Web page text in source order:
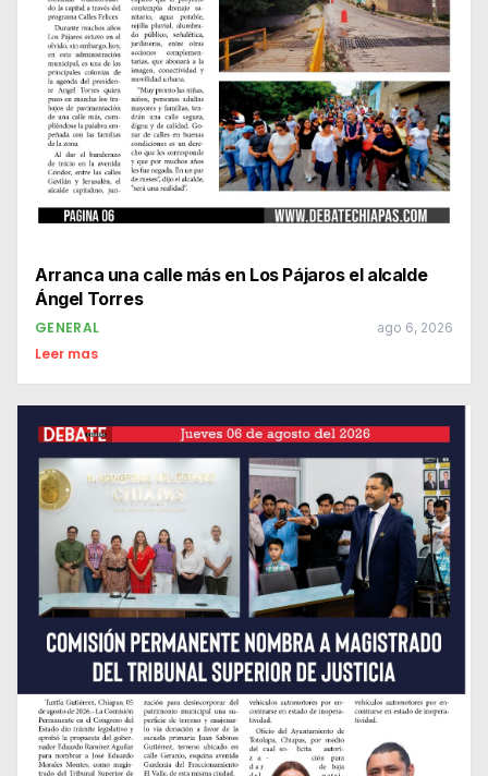
Arranca una calle más en Los Pájaros el alcalde
Ángel Torres
GENERAL ago 6, 2026
Leer mas